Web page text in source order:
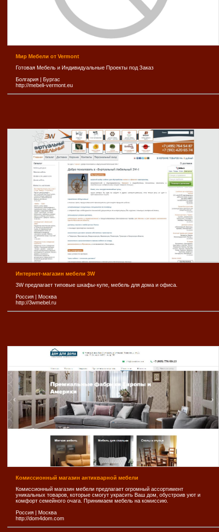
Мир Мебели от Vermont
Готовая Мебель и Индивидуальные Проекты под Заказ
Болгария
Бургас
http://mebeli-vermont.eu
Интернет-магазин мебели 3W
3W предлагает типовые шкафы-купе, мебель для дома и офиса.
Россия
Москва
http://3wmebel.ru
Комиссионный магазин антикварной мебели
Комиссионный магазин мебели предлагает огромный ассортимент
уникальных товаров, которые смогут украсить Ваш дом, обустроив уют и
комфорт семейного очага. Принимаем мебель на комиссию.
Россия | Москва
http://dom4dom.com